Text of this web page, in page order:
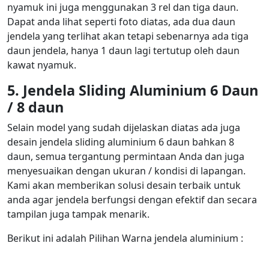
nyamuk ini juga menggunakan 3 rel dan tiga daun.
Dapat anda lihat seperti foto diatas, ada dua daun
jendela yang terlihat akan tetapi sebenarnya ada tiga
daun jendela, hanya 1 daun lagi tertutup oleh daun
kawat nyamuk.
5. Jendela Sliding Aluminium 6 Daun
/ 8 daun
Selain model yang sudah dijelaskan diatas ada juga
desain jendela sliding aluminium 6 daun bahkan 8
daun, semua tergantung permintaan Anda dan juga
menyesuaikan dengan ukuran / kondisi di lapangan.
Kami akan memberikan solusi desain terbaik untuk
anda agar jendela berfungsi dengan efektif dan secara
tampilan juga tampak menarik.
Berikut ini adalah Pilihan Warna jendela aluminium :